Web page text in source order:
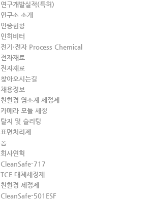
연구개발실적(특허)
연구소 소개
인증현황
인히비터
전기·전자 Process Chemical
전자재료
전자재료
찾아오시는길
채용정보
친환경 염소계 세정제
카메라 모듈 세정
탈지 및 슬리팅
표면처리제
홈
회사연혁
CleanSafe-717
TCE 대체세정제
친환경 세정제
CleanSafe-501ESF